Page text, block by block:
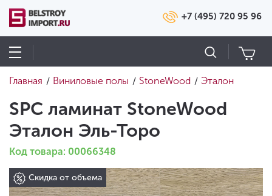
+7 (495) 720 95 96
Главная / Виниловые полы / StoneWood / Эталон
SPC ламинат StoneWood
Эталон Эль-Торо
Код товара: 00066348
Скидка от объема